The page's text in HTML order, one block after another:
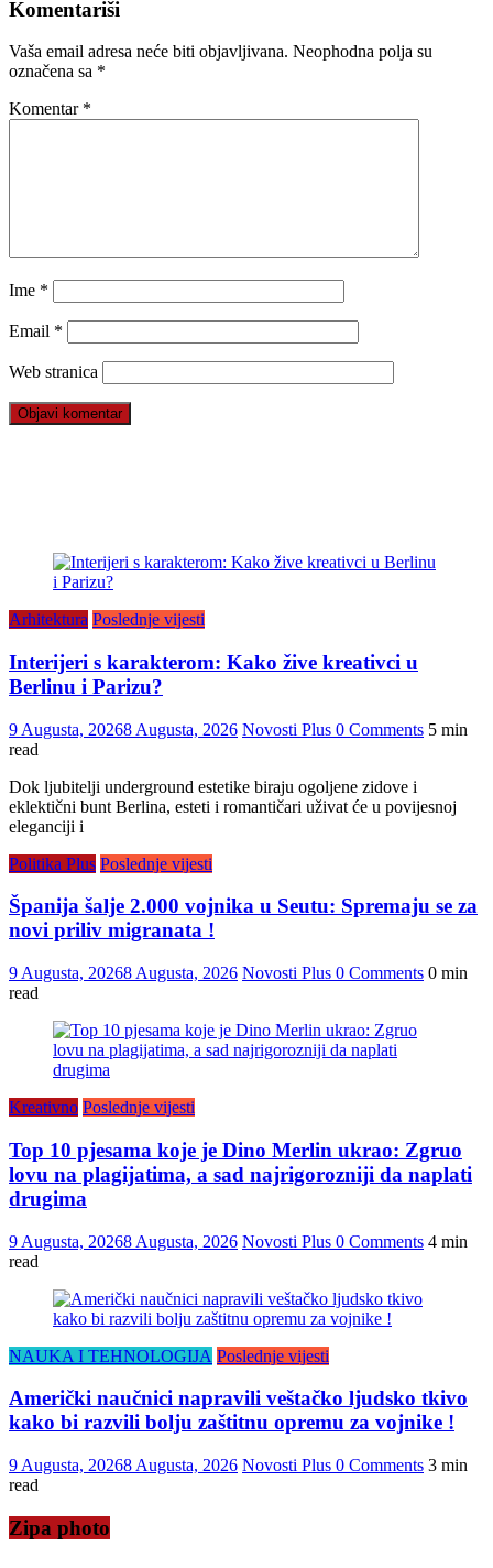
Komentariši
Vaša email adresa neće biti objavljivana. Neophodna polja su
označena sa *
Komentar *
Ime *
Email *
Web stranica
Arhitektura Poslednje vijesti
Interijeri s karakterom: Kako žive kreativci u
Berlinu i Parizu?
9 Augusta, 20268 Augusta, 2026 Novosti Plus 0 Comments 5 min
read
Dok ljubitelji underground estetike biraju ogoljene zidove i
eklektični bunt Berlina, esteti i romantičari uživat će u povijesnoj
eleganciji i
Politika Plus Poslednje vijesti
Španija šalje 2.000 vojnika u Seutu: Spremaju se za
novi priliv migranata !
9 Augusta, 20268 Augusta, 2026 Novosti Plus 0 Comments 0 min
read
Kreativno Poslednje vijesti
Top 10 pjesama koje je Dino Merlin ukrao: Zgruo
lovu na plagijatima, a sad najrigorozniji da naplati
drugima
9 Augusta, 20268 Augusta, 2026 Novosti Plus 0 Comments 4 min
read
NAUKA I TEHNOLOGIJA Poslednje vijesti
Američki naučnici napravili veštačko ljudsko tkivo
kako bi razvili bolju zaštitnu opremu za vojnike !
9 Augusta, 20268 Augusta, 2026 Novosti Plus 0 Comments 3 min
read
Zipa photo